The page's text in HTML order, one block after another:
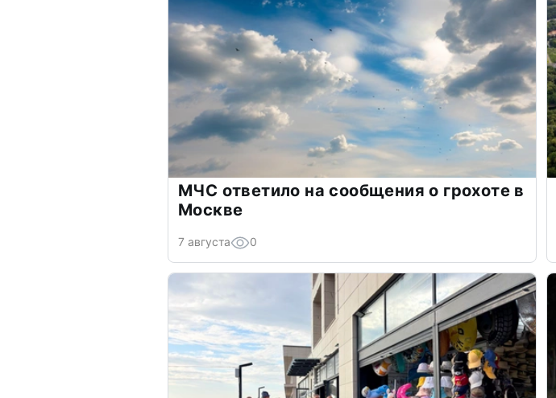
МЧС ответило на сообщения о грохоте в
Москве
7 августа 0